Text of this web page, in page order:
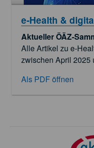
e‑Health &
Aktueller ÖÄZ-
Alle Artikel zu
zwischen April 2025
Als PDF öffnen